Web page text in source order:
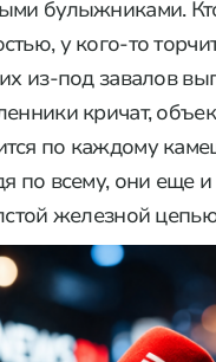
булыжниками.
у кого-то
из-под завалов
кричат,
по каждому
по всему, они еще
железной